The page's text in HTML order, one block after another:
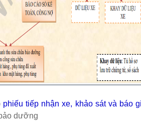
phiếu tiếp nhận xe, khảo sát và báo
dưỡng